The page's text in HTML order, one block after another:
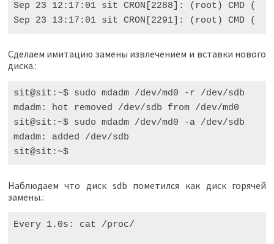
Sep 23 12:17:01 sit CRON[2288]: (root) CMD
Сделаем имитацию замены извлечением и вставки нового
диска.:
sit@sit:~$ sudo mdadm /dev/md0 -r /dev/sdb
mdadm: hot removed /dev/sdb from /dev/md0
sit@sit:~$ sudo mdadm /dev/md0 -a /dev/sdb
mdadm: added /dev/sdb
sit@sit:~$
Наблюдаем что диск sdb пометился как диск горячей
замены.:
Every 1.0s : cat /proc/